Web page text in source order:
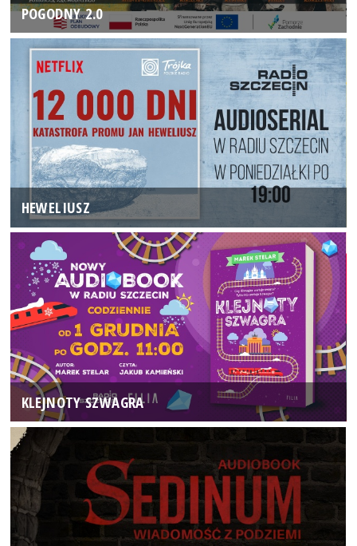
POGODNY 2.0
HEWELIUSZ
KLEJNOTY SZWAGRA